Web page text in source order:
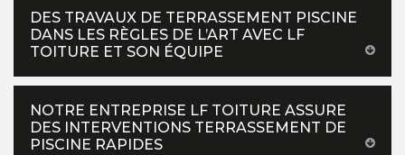
DES TRAVAUX DE TERRASSEMENT PISCINE
DANS LES RÈGLES DE L’ART AVEC LF
TOITURE ET SON ÉQUIPE
NOTRE ENTREPRISE LF TOITURE ASSURE
DES INTERVENTIONS TERRASSEMENT DE
PISCINE RAPIDES